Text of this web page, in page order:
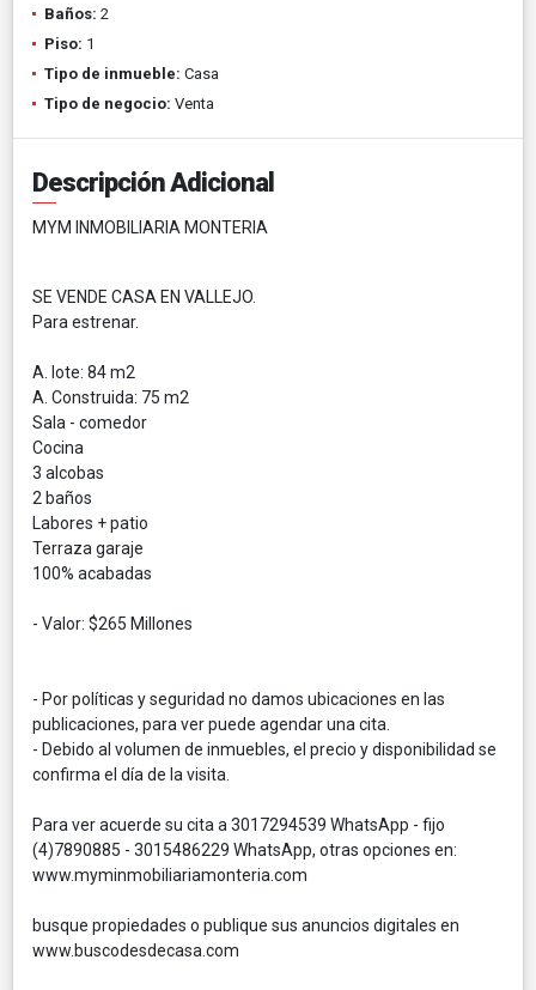
Baños: 2
Piso: 1
Tipo de inmueble: Casa
Tipo de negocio: Venta
Descripción Adicional
MYM INMOBILIARIA MONTERIA
SE VENDE CASA EN VALLEJO.
Para estrenar.
A. lote: 84 m2
A. Construida: 75 m2
Sala - comedor
Cocina
3 alcobas
2 baños
Labores + patio
Terraza garaje
100% acabadas
- Valor: $265 Millones
- Por políticas y seguridad no damos ubicaciones en las
publicaciones, para ver puede agendar una cita.
- Debido al volumen de inmuebles, el precio y disponibilidad se
confirma el día de la visita.
Para ver acuerde su cita a 3017294539 WhatsApp - fijo
(4)7890885 - 3015486229 WhatsApp, otras opciones en:
www.myminmobiliariamonteria.com
busque propiedades o publique sus anuncios digitales en
www.buscodesdecasa.com